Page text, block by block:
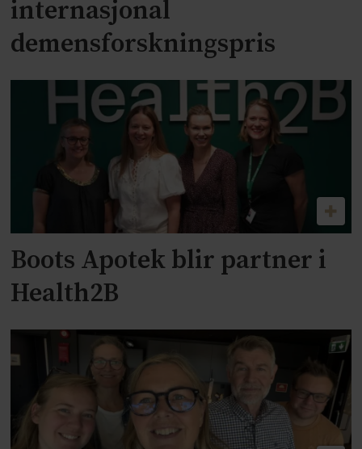
internasjonal
demensforskningspris
Boots Apotek blir partner i
Health2B